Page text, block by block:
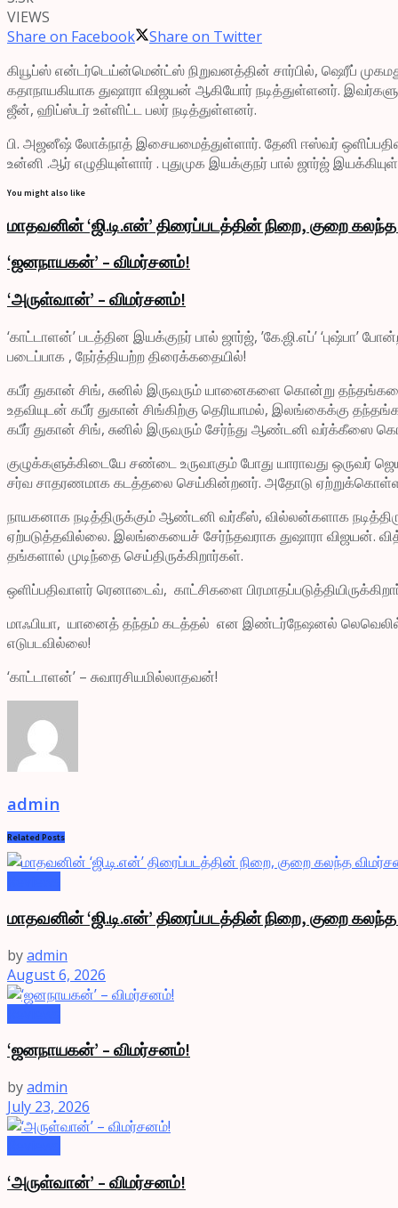
VIEWS
Share on Facebook
Share on Twitter
கியூப்ஸ் என்டர்டெய்ன்மென்ட்ஸ் நிறுவனத்தின் சார்பில், ஷெரீப்
கதாநாயகியாக துஷாரா விஜயன் ஆகியோர் நடித்துள்ளனர்.
ஜீன், ஹிப்ஸ்டர் உள்ளிட்ட பலர் நடித்துள்ளனர்.
பி. அஜனீஷ் லோக்நாத் இசையமைத்துள்ளார். தேனி ஈஸ்வர்
உன்னி .ஆர் எழுதியுள்ளார் . புதுமுக இயக்குநர் பால் ஜார்ஜ்
You might also like
மாதவனின் ‘ஜி.டி.என்’ திரைப்படத்தின் நிறை, குறை
‘ஜனநாயகன்’ – விமர்சனம்!
‘அருள்வான்’ – விமர்சனம்!
‘காட்டாளன்’ படத்தின இயக்குநர் பால் ஜார்ஜ், ’கே.ஜி.எப்’ ‘புஷ்பா’
படைப்பாக , நேர்த்தியற்ற திரைக்கதையில்!
கபீர் துகான் சிங், சுனில் இருவரும் யானைகளை கொன்று
உதவியுடன் கபீர் துகான் சிங்கிற்கு தெரியாமல், இலங்கைக்கு
கபீர் துகான் சிங், சுனில் இருவரும் சேர்ந்து ஆண்டனி வர்க்கீஸை
குழுக்களுக்கிடையே சண்டை உருவாகும் போது யாராவது ஒருவர்
சர்வ சாதரணமாக கடத்தலை செய்கின்றனர். அதோடு
நாயகனாக நடித்திருக்கும் ஆண்டனி வர்கீஸ், வில்லன்களாக
ஏற்படுத்தவில்லை. இலங்கையைச் சேர்ந்தவராக துஷாரா விஜயன்.
தங்களால் முடிந்தை செய்திருக்கிறார்கள்.
ஒளிப்பதிவாளர் ரெனாடைவ், காட்சிகளை
மாஃபியா, யானைத் தந்தம் கடத்தல் என இண்டர்நேஷனல் லெவெலில்
எடுபடவில்லை!
‘காட்டாளன்’ – சுவாரசியமில்லாதவன்!
admin
Related Posts
மாதவனின் ‘ஜி.டி.என்’ திரைப்படத்தின் நிறை, குறை
byadmin
August 6, 2026
‘ஜனநாயகன்’ – விமர்சனம்!
byadmin
July 23, 2026
‘அருள்வான்’ – விமர்சனம்!